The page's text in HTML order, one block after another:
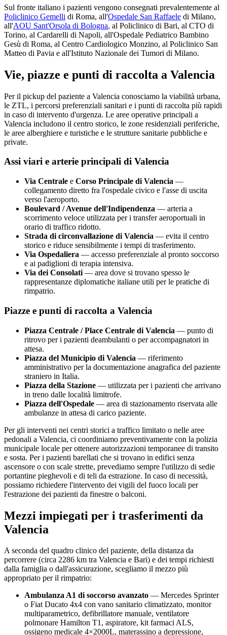
Sul fronte italiano i pazienti vengono consegnati prevalentemente al
Policlinico Gemelli di Roma, all'Ospedale San Raffaele di Milano,
all'AOU Sant'Orsola di Bologna, al Policlinico di Bari, al CTO di
Torino, al Cardarelli di Napoli, all'Ospedale Pediatrico Bambino
Gesù di Roma, al Centro Cardiologico Monzino, al Policlinico San
Matteo di Pavia e all'Istituto Nazionale dei Tumori di Milano.
Vie, piazze e punti di raccolta a Valencia
Per il pickup del paziente a Valencia conosciamo la viabilità urbana,
le ZTL, i percorsi preferenziali sanitari e i punti di raccolta più rapidi
in caso di intervento d'urgenza. Le aree operative principali a
Valencia includono il centro storico, le zone residenziali periferiche,
le aree alberghiere e turistiche e le strutture sanitarie pubbliche e
private.
Assi viari e arterie principali di Valencia
Via Centrale e Corso Principale di Valencia —
collegamento diretto fra l'ospedale civico e l'asse di uscita
verso l'aeroporto.
Boulevard / Avenue dell'Indipendenza — arteria a
scorrimento veloce utilizzata per i transfer aeroportuali in
orario di traffico ridotto.
Strada di circonvallazione di Valencia — evita il centro
storico e riduce sensibilmente i tempi di trasferimento.
Via Ospedaliera — accesso preferenziale al pronto soccorso
e ai padiglioni di terapia intensiva.
Via dei Consolati — area dove si trovano spesso le
rappresentanze diplomatiche italiane utili per le pratiche di
rimpatrio.
Piazze e punti di raccolta a Valencia
Piazza Centrale / Place Centrale di Valencia — punto di
ritrovo per i pazienti deambulanti o per accompagnatori in
attesa.
Piazza del Municipio di Valencia — riferimento
amministrativo per la documentazione anagrafica del paziente
straniero in Italia.
Piazza della Stazione — utilizzata per i pazienti che arrivano
in treno dalle località limitrofe.
Piazza dell'Ospedale — area di stazionamento riservata alle
ambulanze in attesa di carico paziente.
Per gli interventi nei centri storici a traffico limitato o nelle aree
pedonali a Valencia, ci coordiniamo preventivamente con la polizia
municipale locale per ottenere autorizzazioni temporanee di transito
e sosta. Per i pazienti barellati che si trovano in edifici senza
ascensore o con scale strette, prevediamo sempre l'utilizzo di sedie
portantine pieghevoli e di teli da estrazione. In caso di necessità,
possiamo richiedere l'intervento dei vigili del fuoco locali per
l'estrazione dei pazienti da finestre o balconi.
Mezzi impiegati per i trasferimenti da
Valencia
A seconda del quadro clinico del paziente, della distanza da
percorrere (circa 2286 km tra Valencia e Bari) e dei tempi richiesti
dalla famiglia o dall'assicurazione, scegliamo il mezzo più
appropriato per il rimpatrio:
Ambulanza A1 di soccorso avanzato — Mercedes Sprinter
o Fiat Ducato 4x4 con vano sanitario climatizzato, monitor
multiparametrico, defibrillatore manuale, ventilatore
polmonare Hamilton T1, aspiratore, kit farmaci ALS,
ossigeno medicale 4×2000L, materassino a depressione,